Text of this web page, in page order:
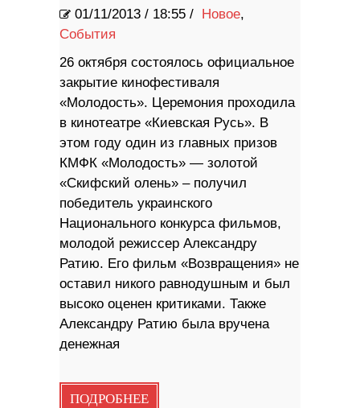
01/11/2013 / 18:55 / Новое,
События
26 октября состоялось официальное
закрытие кинофестиваля
«Молодость». Церемония проходила
в кинотеатре «Киевская Русь». В
этом году один из главных призов
КМФК «Молодость» — золотой
«Скифский олень» – получил
победитель украинского
Национального конкурса фильмов,
молодой режиссер Александру
Ратию. Его фильм «Возвращения» не
оставил никого равнодушным и был
высоко оценен критиками. Также
Александру Ратию была вручена
денежная
ПОДРОБНЕЕ